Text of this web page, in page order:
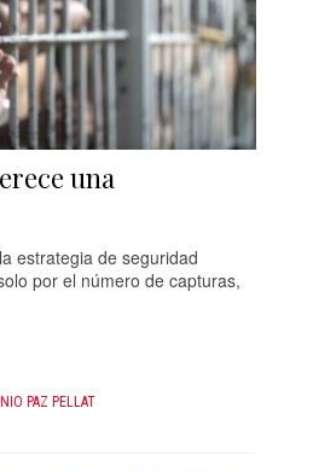
una
estrategia de seguridad
por el número de capturas,
PAZ PELLAT